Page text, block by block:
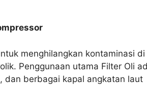
menghilangkan kontaminasi
Penggunaan utama Filter Oli
berbagai kapal angkatan laut